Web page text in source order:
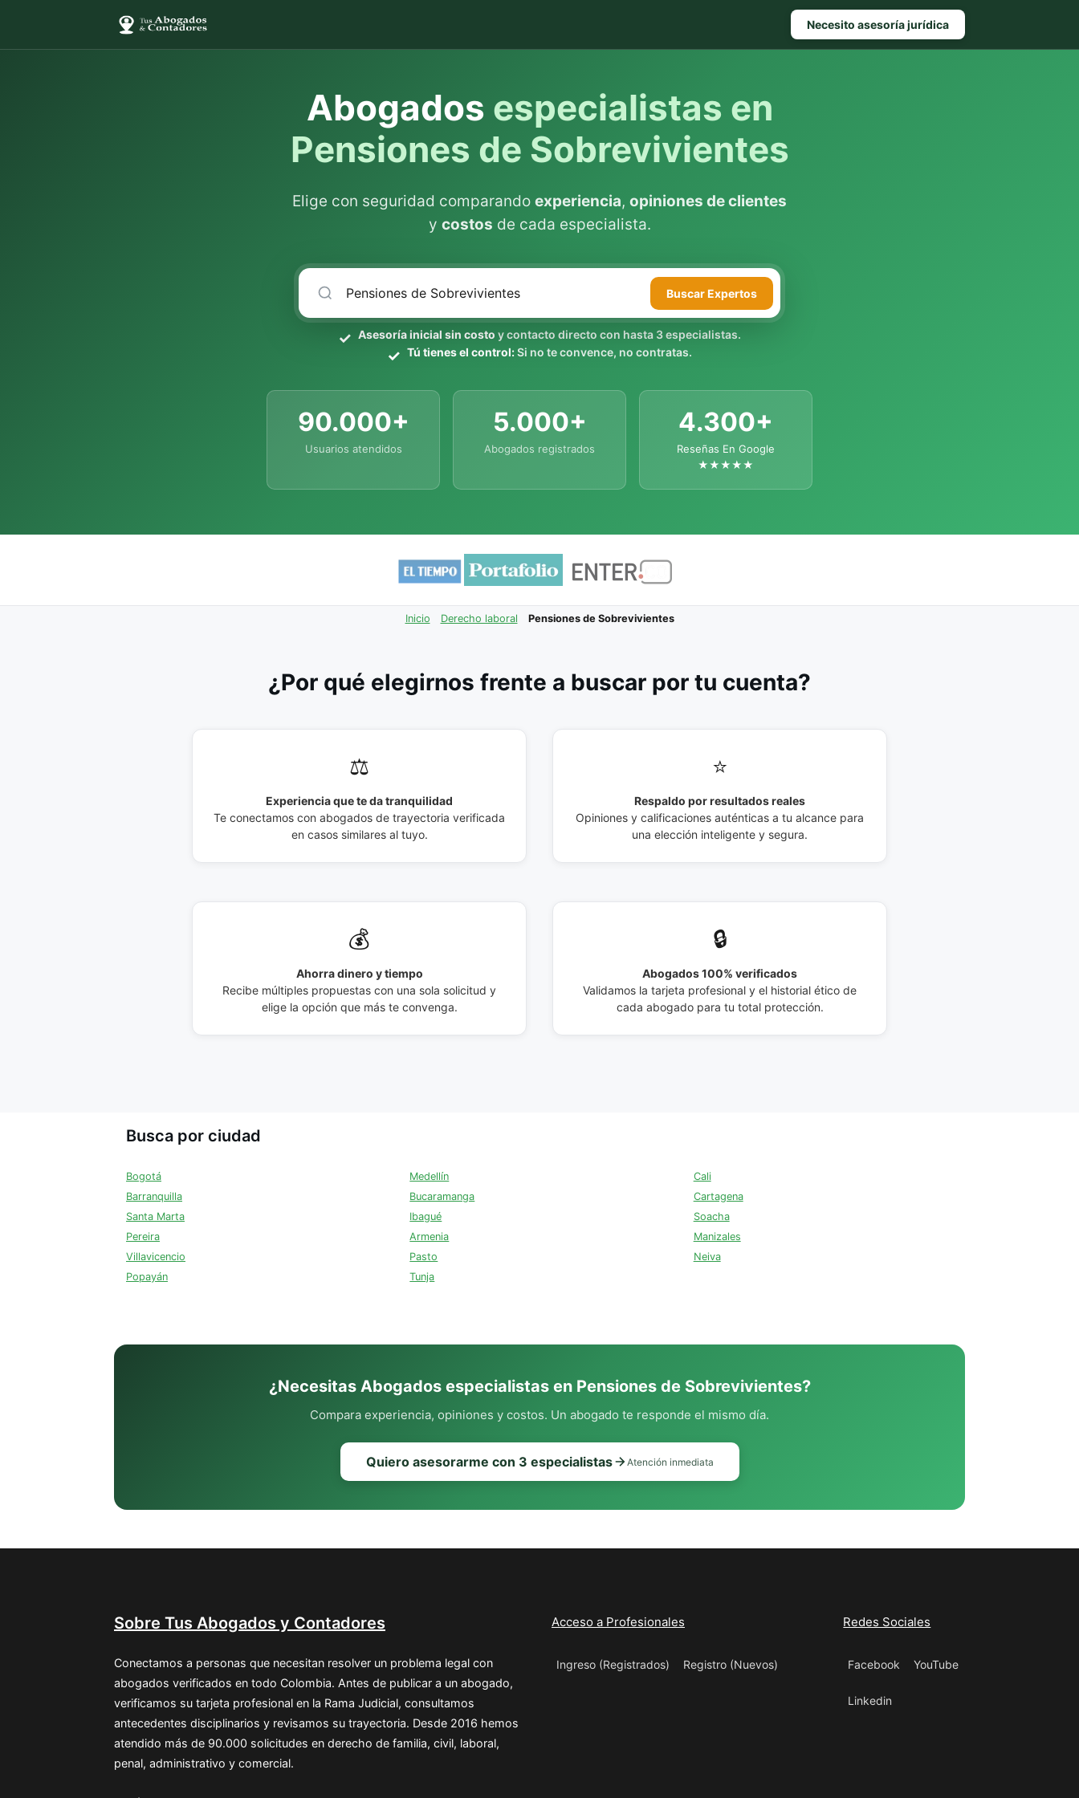
Necesito asesoría jurídica
Abogados especialistas en
Pensiones de Sobrevivientes
Elige con seguridad comparando experiencia, opiniones de clientes
y costos de cada especialista.
BuscarExpertos
Asesoría inicial sin costo y contacto directo con hasta 3 especialistas.
Tú tienes el control:Si no te convence, no contratas.
90.000+
Usuarios atendidos
5.000+
Abogados registrados
4.300+
Reseñas En Google
★★★★★
Inicio Derecho laboral Pensiones de Sobrevivientes
¿Por qué elegirnos frente a buscar por tu cuenta?
⚖️
Experiencia que te da tranquilidad
Te conectamos con abogados de trayectoria verificada
en casos similares al tuyo.
⭐
Respaldo por resultados reales
Opiniones y calificaciones auténticas a tu alcance para
una elección inteligente y segura.
💰
Ahorra dinero y tiempo
Recibe múltiples propuestas con una sola solicitud y
elige la opción que más te convenga.
🔒
Abogados 100% verificados
Validamos la tarjeta profesional y el historial ético de
cada abogado para tu total protección.
Busca por ciudad
Bogotá Medellín
Cali
Barranquilla
Bucaramanga
Cartagena
Santa Marta
Ibagué
Soacha
Pereira
Armenia
Manizales
Villavicencio
Pasto
Neiva
Popayán
Tunja
¿Necesitas Abogados especialistas en Pensiones de Sobrevivientes?
Compara experiencia, opiniones y costos. Un abogado te responde el mismo día.
Quiero asesorarme con 3 especialistas Atención inmediata
Sobre Tus Abogados y Contadores
Conectamos a personas que necesitan resolver un problema legal con
abogados verificados en todo Colombia. Antes de publicar a un abogado,
verificamos su tarjeta profesional en la Rama Judicial, consultamos
antecedentes disciplinarios y revisamos su trayectoria. Desde 2016 hemos
atendido más de 90.000 solicitudes en derecho de familia, civil, laboral,
penal, administrativo y comercial.
Acceso a Profesionales
Ingreso (Registrados) Registro (Nuevos)
Redes Sociales
Facebook YouTube
Linkedin